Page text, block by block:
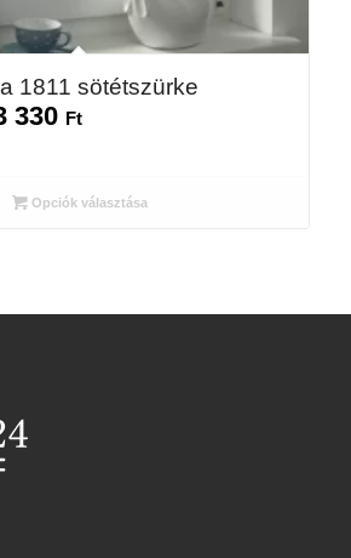
1811 sötétszürke
330 FtÁrtartomány:
-
Opciók választása